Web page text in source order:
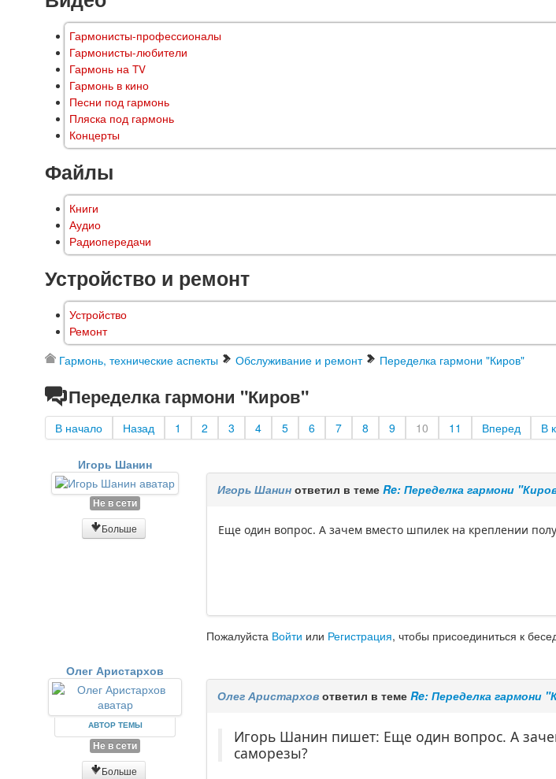
Гармонисты-профессионалы
Гармонисты-любители
Гармонь на TV
Гармонь в кино
Песни под гармонь
Пляска под гармонь
Концерты
Файлы
Книги
Аудио
Радиопередачи
Устройство и ремонт
Устройство
Ремонт
Гармонь, технические аспекты Обслуживание и ремонт Переделка гармони "Киров"
Переделка гармони "Киров"
В начало Назад 1 2 3 4 5 6 7 8 9 10 11 Вперед В
Игорь Шанин
Не в сети
Больше
Игорь Шанин ответил в темеRe: Переделка гармони
Еще один вопрос. А зачем вместо шпилек на креплении
Пожалуйста Войти или Регистрация, чтобы присоединиться к
Олег Аристархов
АВТОР ТЕМЫ
Не в сети
Больше
Олег Аристархов ответил в темеRe: Переделка гармони
Игорь Шанин пишет: Еще один вопрос. А
саморезы?